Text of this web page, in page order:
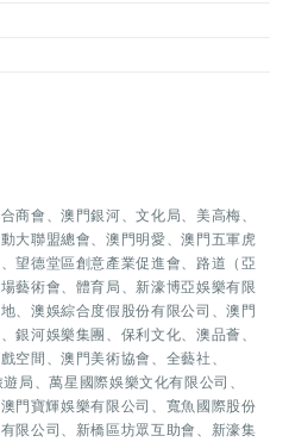
商會、澳門銀河、文化局、美高梅、
大聯盟總會、澳門明愛、澳門五軍虎
望德堂區創意產業促進會、路道（亞
藝術會、體育局、新濠博亞娛樂有限
、澳娛綜合度假股份有限公司、澳門
銀河娛樂集團、保利文化、澳品薈、
空間、澳門美術協會、全藝社、
局、萬星國際娛樂文化有限公司、
門寶輝娛樂有限公司、寬魚國際股份
限公司、新橋區坊眾互助會、新濠集